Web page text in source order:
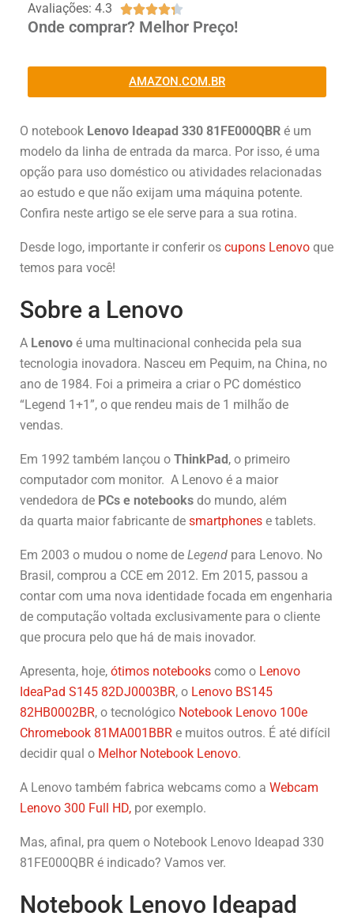
Avaliações: 4.3 
Onde comprar? Melhor Preço!
AMAZON.COM.BR
O notebook Lenovo Ideapad 330 81FE000QBR é um
modelo da linha de entrada da marca. Por isso, é uma
opção para uso doméstico ou atividades relacionadas
ao estudo e que não exijam uma máquina potente.
Confira neste artigo se ele serve para a sua rotina.
Desde logo, importante ir conferir os cupons Lenovo que
temos para você!
Sobre a Lenovo
A Lenovo é uma multinacional conhecida pela sua
tecnologia inovadora. Nasceu em Pequim, na China, no
ano de 1984. Foi a primeira a criar o PC doméstico
“Legend 1+1”, o que rendeu mais de 1 milhão de
vendas.
Em 1992 também lançou o ThinkPad , o primeiro
computador com monitor. A Lenovo é a maior
vendedora de PCs e notebooks do mundo, além
da quarta maior fabricante de smartphones e tablets.
Em 2003 o mudou o nome de Legend para Lenovo. No
Brasil, comprou a CCE em 2012. Em 2015, passou a
contar com uma nova identidade focada em engenharia
de computação voltada exclusivamente para o cliente
que procura pelo que há de mais inovador.
Apresenta, hoje, ótimos notebooks como o Lenovo
IdeaPad S145 82DJ0003BR, o Lenovo BS145
82HB0002BR, o tecnológico Notebook Lenovo 100e
Chromebook 81MA001BBR e muitos outros. É até difícil
decidir qual o Melhor Notebook Lenovo.
A Lenovo também fabrica webcams como a Webcam
Lenovo 300 Full HD, por exemplo.
Mas, afinal, pra quem o Notebook Lenovo Ideapad 330
81FE000QBR é indicado? Vamos ver.
Notebook Lenovo Ideapad